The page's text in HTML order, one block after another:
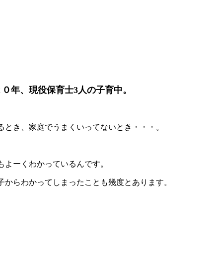
年、現役保育士3人の子育中。
き、家庭でうまくいってないとき・・・。
ーくわかっているんです。
らわかってしまったことも幾度とあります。